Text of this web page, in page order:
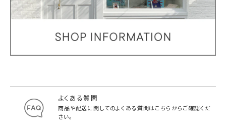
よくある質問
商品や配送に関してのよくある質問はこちらからご確認くだ
さい。